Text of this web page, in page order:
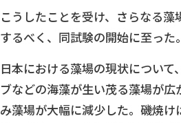
こうしたことを受け、さらなる
するべく、同試験の開始に至った。
日本における藻場の現状につい
ブなどの海藻が生い茂る藻場が
み藻場が大幅に減少した。磯焼